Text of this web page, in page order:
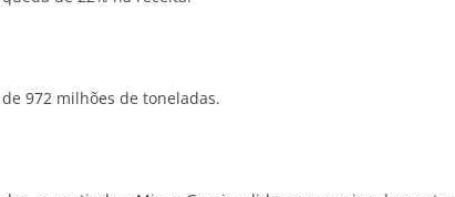
972 milhões de toneladas.